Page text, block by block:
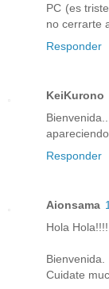
PC (es
no cerrarte
Responder
KeiKurono
Responder
Aionsama
Hola Hola!!!!
Cuidate